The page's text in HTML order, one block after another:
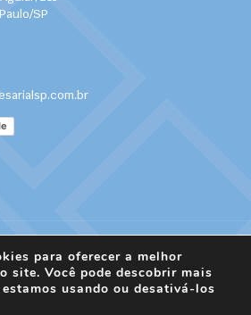
SP
de São Paulo. - Todos os
para oferecer a melhor
site. Você pode descobrir mais
usando ou desativá-los